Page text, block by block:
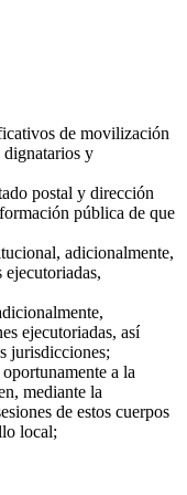
de movilización
dignatarios y
postal y dirección
pública de que
adicionalmente,
ejecutoriadas, así
jurisdicciones;
a la
mediante la
de estos cuerpos
local;